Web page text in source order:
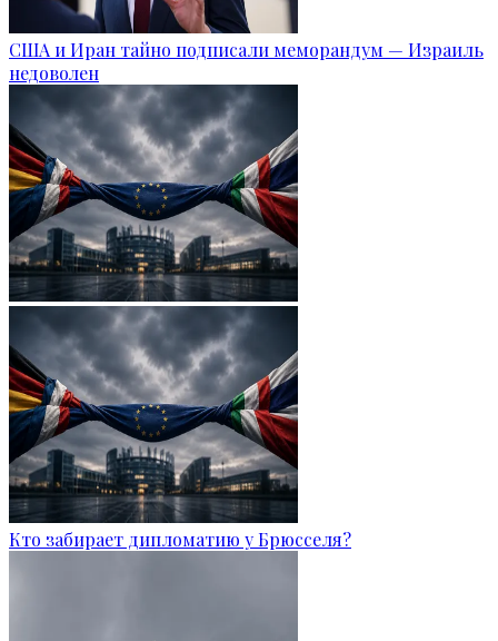
США и Иран тайно подписали меморандум — Израиль
недоволен
Кто забирает дипломатию у Брюсселя?